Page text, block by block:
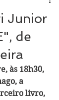
Junior
de
às 18h30,
a
livro,